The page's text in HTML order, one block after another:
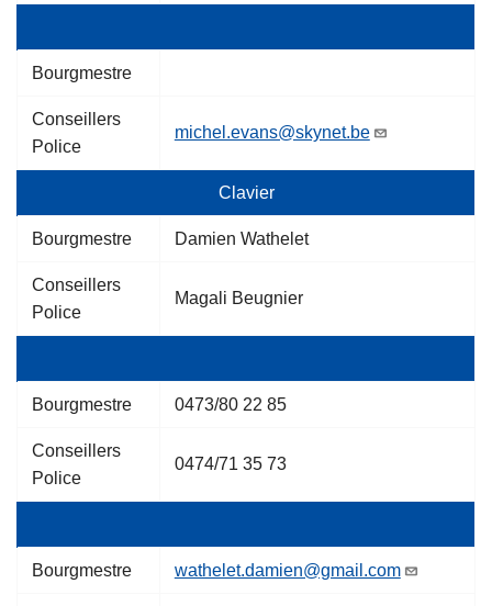
Bourgmestre
Conseillers
Police
michel.evans@skynet.be
Clavier
Bourgmestre Damien Wathelet
Conseillers
Police
Magali Beugnier
Bourgmestre 0473/80 22 85
Conseillers
Police
0474/71 35 73
Bourgmestre wathelet.damien@gmail.com